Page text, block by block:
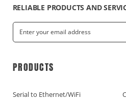
RELIABLE PRODUCTS AND
PRODUCTS
Serial to Ethernet/WiFi